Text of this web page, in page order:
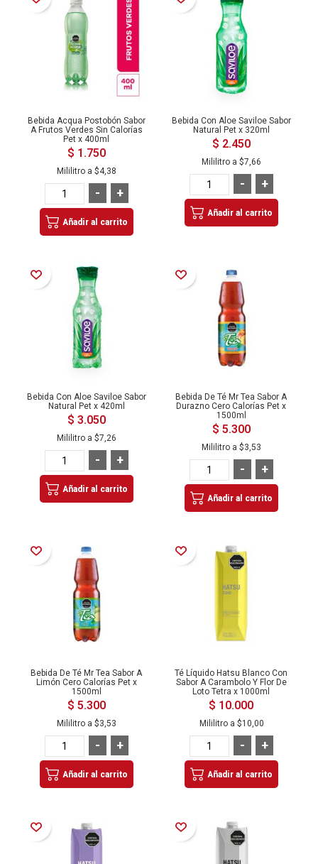
Bebida Acqua Postobón Sabor
A Frutos Verdes Sin Calorías
Pet x 400ml
$ 1.750
Mililitro a $4,38
+
-
Añadir al carrito
Bebida Con Aloe Saviloe Sabor
Natural Pet x 320ml
$ 2.450
Mililitro a $7,66
+
-
Añadir al carrito
Añadir a la Lista de Deseos
Bebida Con Aloe Saviloe Sabor
Natural Pet x 420ml
$ 3.050
Mililitro a $7,26
+
-
Añadir al carrito
Añadir a la Lista de Deseos
Bebida De Té Mr Tea Sabor A
Durazno Cero Calorías Pet x
1500ml
$ 5.300
Mililitro a $3,53
+
-
Añadir al carrito
Añadir a la Lista de Deseos
Bebida De Té Mr Tea Sabor A
Limón Cero Calorías Pet x
1500ml
$ 5.300
Mililitro a $3,53
+
-
Añadir al carrito
Añadir a la Lista de Deseos
Té Líquido Hatsu Blanco Con
Sabor A Carambolo Y Flor De
Loto Tetra x 1000ml
$ 10.000
Mililitro a $10,00
+
-
Añadir al carrito
Añadir a la Lista de Deseos Añadir a la Lista de Deseos